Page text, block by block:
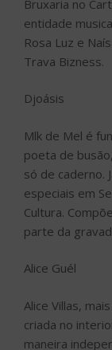
Bruxaria no
entidade
Rosa Luz e
Trava Bizness.
Djoásis
Mlk de Mel é
poeta de
só de caderno.
especiais em
Cultura.
parte da
Alice Guél
Alice Villas,
criada no
maneira